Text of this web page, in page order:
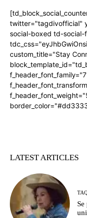
twitter="tagdivofficial"
social-boxed td-social-
custom_title="Stay
LATEST ARTICLES